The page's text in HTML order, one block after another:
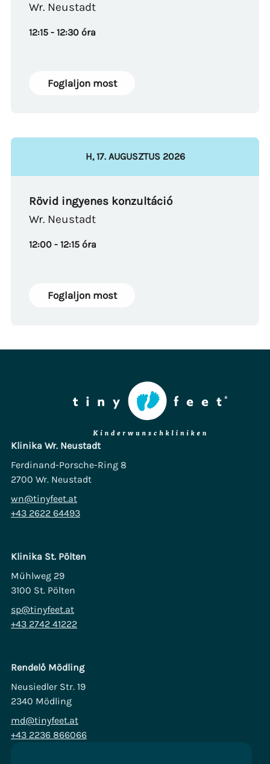
Wr. Neustadt
12:15 - 12:30 óra
Foglaljon most
H,17. AUGUSZTUS2026
Rövid ingyenes konzultáció
Wr. Neustadt
12:00 - 12:15 óra
Foglaljon most
Klinika Wr. Neustadt
Ferdinand-Porsche-Ring 8
2700 Wr. Neustadt
wn@tinyfeet.at
+43 2622 64493
Klinika St. Pölten
Mühlweg 29
3100 St. Pölten
sp@tinyfeet.at
+43 2742 41222
Rendelő Mödling
Neusiedler Str. 19
2340 Mödling
md@tinyfeet.at
+43 2236 866066